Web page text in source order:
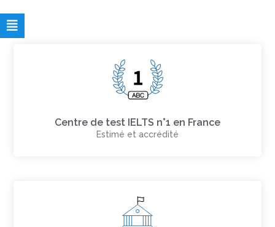
Centre de test IELTS n°1 en France
Estimé et accrédité